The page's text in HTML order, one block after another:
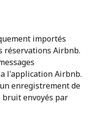
importés
réservations Airbnb.
l'application Airbnb.
enregistrement de
bruit envoyés par